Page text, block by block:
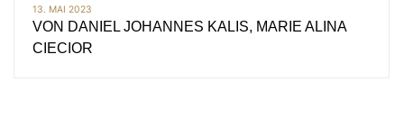
13. MAI 2023
VON DANIEL JOHANNES KALIS, MARIE ALINA
CIECIOR